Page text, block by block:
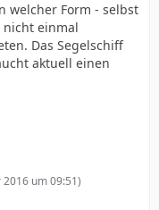
welcher Form - selbst
einmal
Das Segelschiff
aktuell einen
2016 um 09:51)